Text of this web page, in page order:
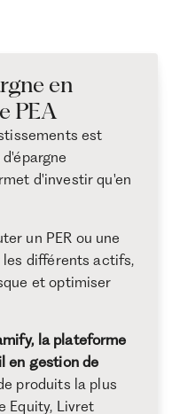
en
PEA
est
d'investir qu'en
un PER ou une
différents actifs,
et optimiser
la plateforme
en gestion de
produits la plus
Equity, Livret